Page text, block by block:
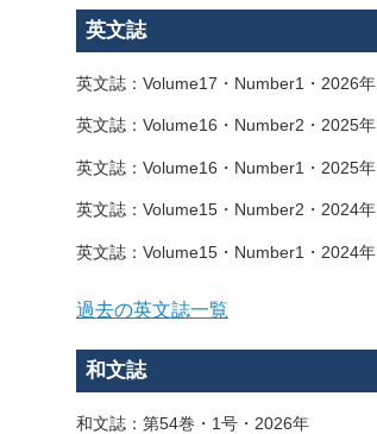
英文誌
英文誌：Volume17・Number1・2026年
英文誌：Volume16・Number2・2025年
英文誌：Volume16・Number1・2025年
英文誌：Volume15・Number2・2024年
英文誌：Volume15・Number1・2024年
過去の英文誌一覧
和文誌
和文誌：第54巻・1号・2026年